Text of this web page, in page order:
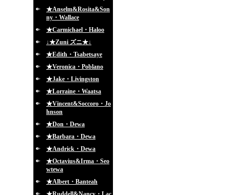
★Anselm&Rosita&Son
ny・Wallace
★Carmichael・Haloo
↓★Zuni ズニ★↓
★Edith・Tsabetsaye
★Veronica・Poblano
★Jake・Livingston
★Lorraine・Waatsa
★Vincent&Soccoro・Jo
hnson
★Don・Dewa
★Barbara・Dewa
★Andrick・Dewa
★Octavius&Irma・Seo
wtewa
★Albert・Banteah